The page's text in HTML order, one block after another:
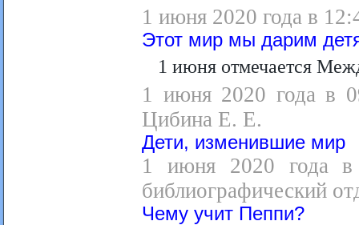
1 июня 2020 года в
Этот мир мы дарим
1 июня отмечается
1 июня 2020 года в
Цибина Е. Е.
Дети, изменившие мир
1 июня 2020 года в
библиографический
Чему учит Пеппи?